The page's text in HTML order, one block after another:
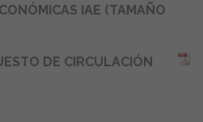
IAE (TAMAÑO
DE CIRCULACIÓN